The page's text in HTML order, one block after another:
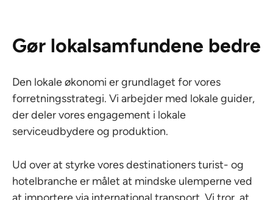
Gør lokalsamfundene bedre
Den lokale økonomi er grundlaget for vores
forretningsstrategi. Vi arbejder med lokale guider,
der deler vores engagement i lokale
serviceudbydere og produktion.
Ud over at styrke vores destinationers turist- og
hotelbranche er målet at mindske ulemperne ved